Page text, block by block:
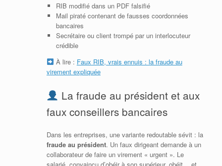
RIB modifié dans un PDF falsifié
Mail piraté contenant de fausses coordonnées
bancaires
Secrétaire ou client trompé par un interlocuteur
crédible
À lire : Faux RIB, vrais ennuis : la fraude au
virement expliquée
La fraude au président et aux
faux conseillers bancaires
Dans les entreprises, une variante redoutable sévit : la
fraude au président. Un faux dirigeant demande à un
collaborateur de faire un virement « urgent ». Le